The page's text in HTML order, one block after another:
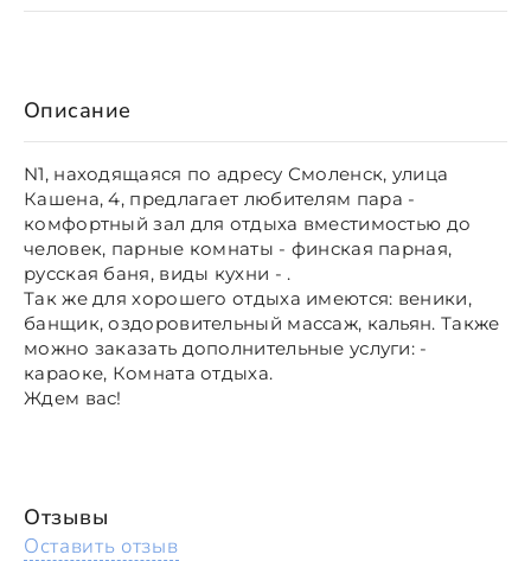
Описание
N1, находящаяся по адресу Смоленск, улица
Кашена, 4, предлагает любителям пара -
комфортный зал для отдыха вместимостью до
человек, парные комнаты - финская парная,
русская баня, виды кухни - .
Так же для хорошего отдыха имеются: веники,
банщик, оздоровительный массаж, кальян. Также
можно заказать дополнительные услуги: -
караоке, Комната отдыха.
Ждем вас!
Отзывы
Оставить отзыв